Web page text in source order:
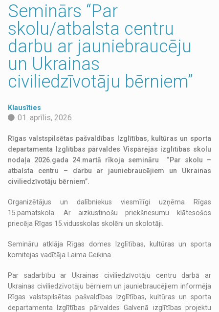
Seminārs “Par
skolu/atbalsta centru
darbu ar jauniebraucēju
un Ukrainas
civiliedzīvotāju bērniem”
Klausīties
01. aprīlis, 2026
Rīgas valstspilsētas pašvaldības Izglītības, kultūras un sporta
departamenta Izglītības pārvaldes Vispārējās izglītības skolu
nodaļa 2026.gada 24.martā rīkoja semināru “Par skolu –
atbalsta centru – darbu ar jauniebraucējiem un Ukrainas
civiliedzīvotāju bērniem”.
Organizētājus un dalībniekus viesmīlīgi uzņēma Rīgas
15.pamatskola. Ar aizkustinošu priekšnesumu klātesošos
priecēja Rīgas 15.vidusskolas skolēni un skolotāji.
Semināru atklāja Rīgas domes Izglītības, kultūras un sporta
komitejas vadītāja Laima Geikina.
Par sadarbību ar Ukrainas civiliedzīvotāju centru darbā ar
Ukrainas civiliedzīvotāju bērniem un jauniebraucējiem informēja
Rīgas valstspilsētas pašvaldības Izglītības, kultūras un sporta
departamenta Izglītības pārvaldes Galvenā izglītības projektu